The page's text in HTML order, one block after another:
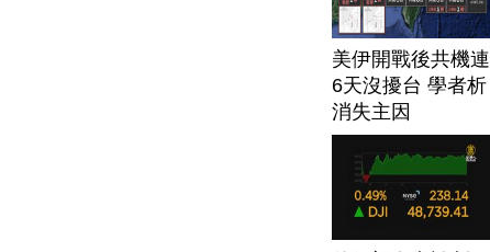
美伊開戰後共機連
6天沒擾台 學者析
消失主因